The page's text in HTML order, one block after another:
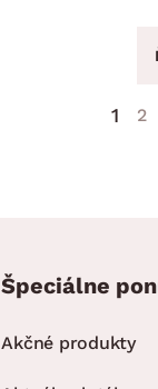
1 2
Špeciálne
Akčné produkty